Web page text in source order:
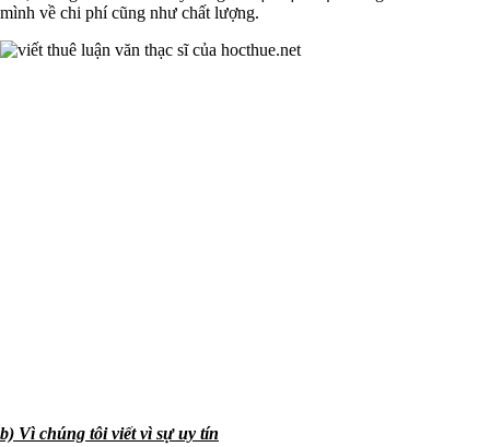
mình về chi phí cũng như chất lượng.
b) Vì chúng tôi viết vì sự uy tín